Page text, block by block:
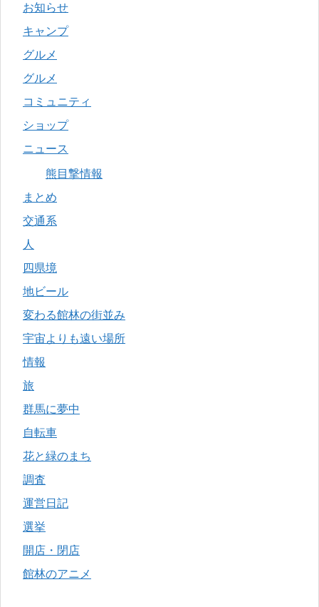
お知らせ
キャンプ
グルメ
グルメ
コミュニティ
ショップ
ニュース
熊目撃情報
まとめ
交通系
人
四県境
地ビール
変わる館林の街並み
宇宙よりも遠い場所
情報
旅
群馬に夢中
自転車
花と緑のまち
調査
運営日記
選挙
開店・閉店
館林のアニメ